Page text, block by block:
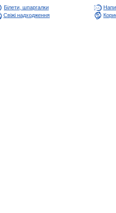
Білети, шпаргалки
Свіжі надходження